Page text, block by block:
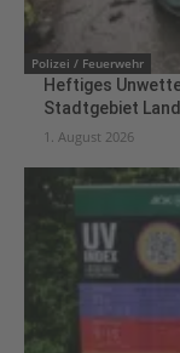
Polizei / Feuerwehr
Heftiges
Stadtgebiet
1. August 2026